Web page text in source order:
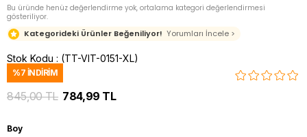
Bu üründe henüz değerlendirme yok, ortalama kategori değerlendirmesi
gösteriliyor.
Kategorideki Ürünler Beğeniliyor! Yorumları İncele >
Stok Kodu (TT-VIT-0151-XL)
%7 İNDIRIM
845,00 TL 784,99 TL
Boy